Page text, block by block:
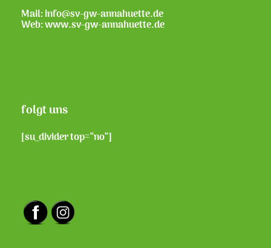
Mail: info@sv-gw-annahuette.de
Web:www.sv-gw-annahuette.de
folgt uns
[su_divider top=“no“]